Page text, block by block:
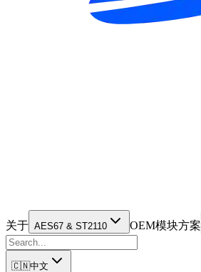
关于 AES67 & ST2110 OEM模块方案
🇨🇳中文